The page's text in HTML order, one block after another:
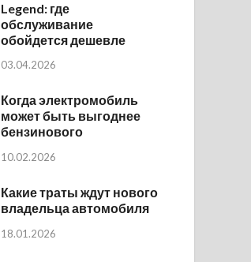
Legend: где
обслуживание
обойдется дешевле
03.04.2026
Когда электромобиль
может быть выгоднее
бензинового
10.02.2026
Какие траты ждут нового
владельца автомобиля
18.01.2026